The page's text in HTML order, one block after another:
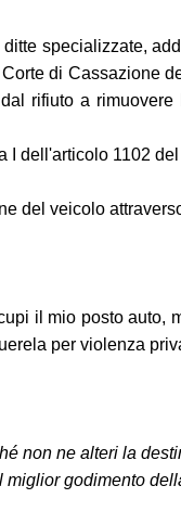
specializzate,
di Cassazione
rifiuto a
I dell'articolo 1102
del veicolo
il mio posto
per violenza
non ne alteri la
godimento